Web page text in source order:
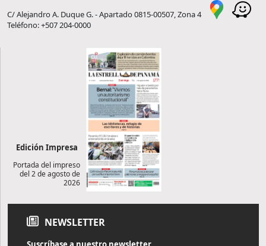
C/ Alejandro A. Duque G. - Apartado 0815-00507, Zona 4
Teléfono: +507 204-0000
Edición Impresa
Portada del impreso
del 2 de agosto de
2026
NEWSLETTER